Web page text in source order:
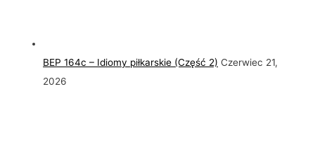
BEP 164c – Idiomy piłkarskie (Część 2) Czerwiec 21,
2026